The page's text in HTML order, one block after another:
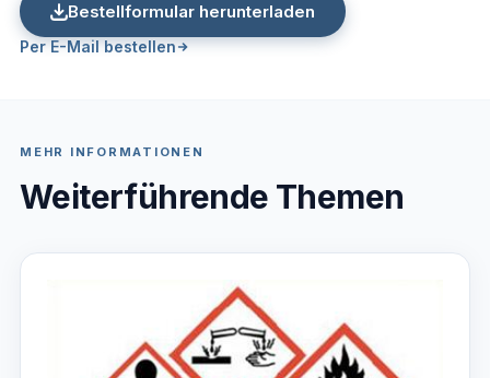
Bestellformular herunterladen
Per E-Mail bestellen
MEHR INFORMATIONEN
Weiterführende Themen